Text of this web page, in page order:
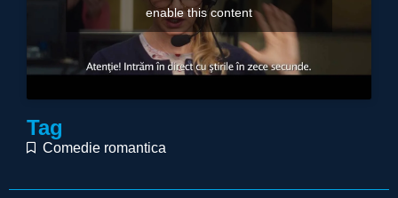
enable this content
Tag
Comedie romantica